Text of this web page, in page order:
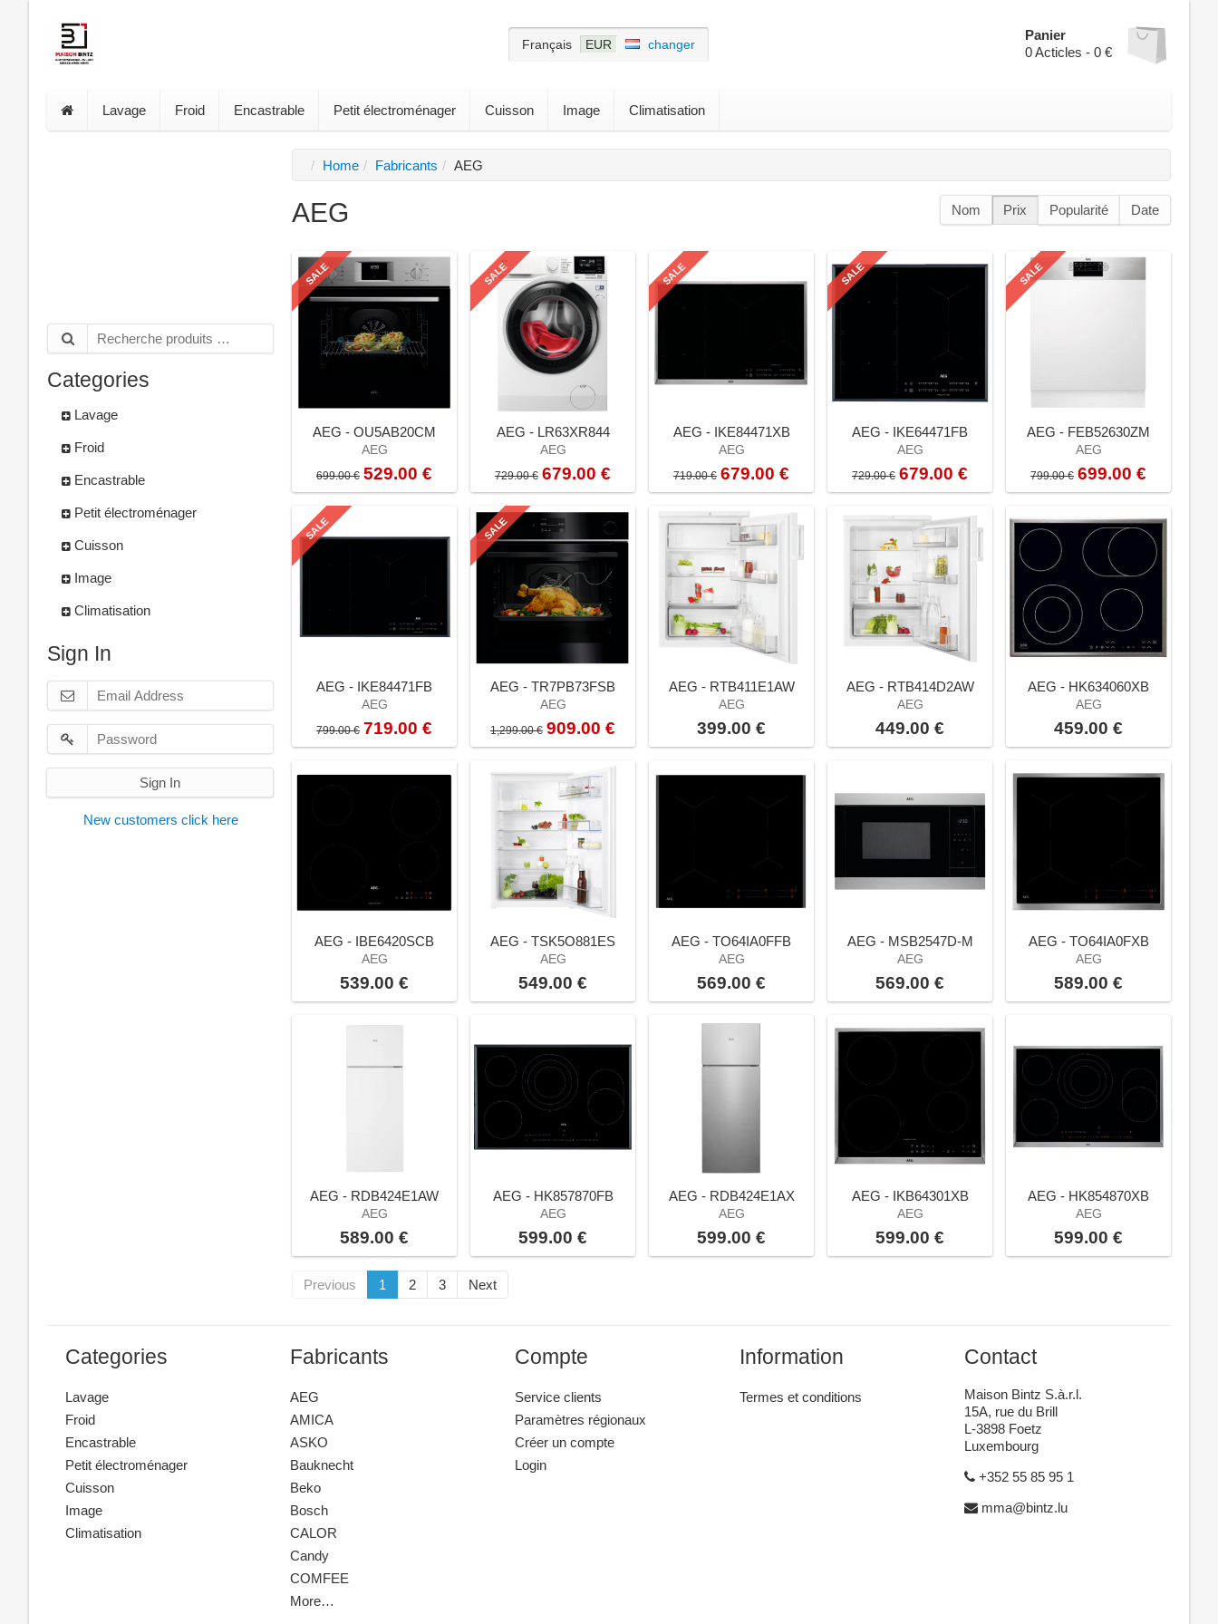
Français EUR changer
Panier
0Acticles - 0 €
Lavage Froid Encastrable Petit électroménager Cuisson Image Climatisation
Categories
Lavage
Froid
Encastrable
Petit électroménager
Cuisson
Image
Climatisation
Sign In
Sign In
New customers click here
Home Fabricants AEG
Nom Prix Popularité Date
AEG
SALE
AEG - OU5AB20CM
AEG
699.00 € 529.00 €
SALE
AEG - LR63XR844
AEG
729.00 € 679.00 €
SALE
AEG - IKE84471XB
AEG
719.00 € 679.00 €
SALE
AEG - IKE64471FB
AEG
729.00 € 679.00 €
SALE
AEG - FEB52630ZM
AEG
799.00 € 699.00 €
SALE
AEG - IKE84471FB
AEG
799.00 € 719.00 €
SALE
AEG - TR7PB73FSB
AEG
1,299.00 € 909.00 €
AEG - RTB411E1AW
AEG
399.00 €
AEG - RTB414D2AW
AEG
449.00 €
AEG - HK634060XB
AEG
459.00 €
AEG - IBE6420SCB
AEG
539.00 €
AEG - TSK5O881ES
AEG
549.00 €
AEG - TO64IA0FFB
AEG
569.00 €
AEG - MSB2547D-M
AEG
569.00 €
AEG - TO64IA0FXB
AEG
589.00 €
AEG - RDB424E1AW
AEG
589.00 €
AEG - HK857870FB
AEG
599.00 €
AEG - RDB424E1AX
AEG
599.00 €
AEG - IKB64301XB
AEG
599.00 €
AEG - HK854870XB
AEG
599.00 €
Previous 1 2 3 Next
Categories
Lavage
Froid
Encastrable
Petit électroménager
Cuisson
Image
Climatisation
Fabricants
AEG
AMICA
ASKO
Bauknecht
Beko
Bosch
CALOR
Candy
COMFEE
More…
Compte
Service clients
Paramètres régionaux
Créer un compte
Login
Information
Termes et conditions
Contact
Maison Bintz S.à.r.l.
15A, rue du Brill
L-3898 Foetz
Luxembourg
+352 55 85 95 1
mma@bintz.lu